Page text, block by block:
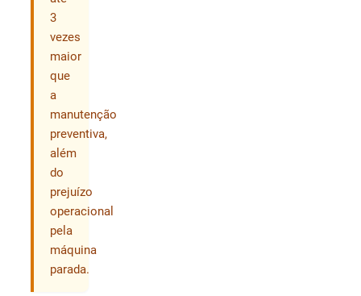
3
vezes
maior
que
a
manutenção
preventiva,
além
do
prejuízo
operacional
pela
máquina
parada.